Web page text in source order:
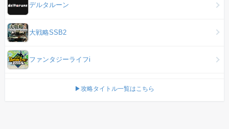
デルタルーン
大戦略SSB2
ファンタジーライフi
▶攻略タイトル一覧はこちら